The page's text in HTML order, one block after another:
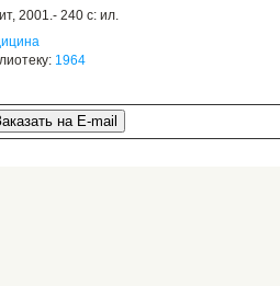
2001.- 240 с: ил.
1964